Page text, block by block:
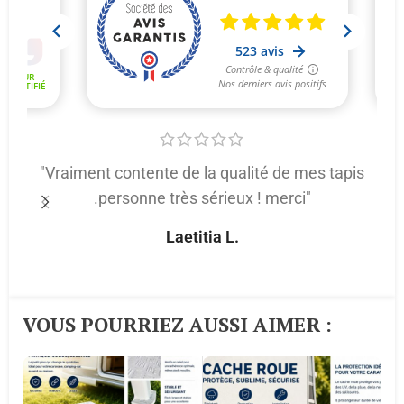
"Vraiment contente de la qualité de mes tapis
.personne très sérieux ! merci"
Laetitia L.
VOUS POURRIEZ AUSSI AIMER :​